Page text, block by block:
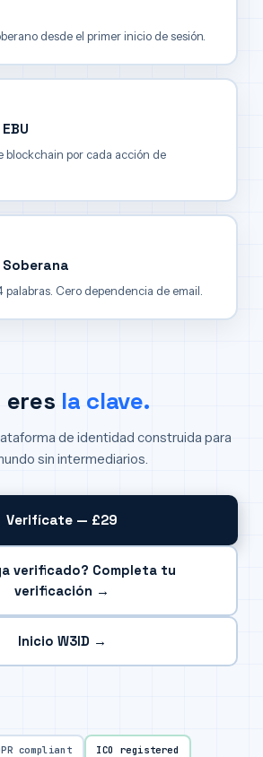
desde el primer inicio de sesión.
blockchain por cada acción de
palabras. Cero dependencia de email.
eres la clave.
de identidad construida para
sin intermediarios.
Verifícate — £29
verificado? Completa tu
verificación →
Inicio W3ID →
compliant ICO registered